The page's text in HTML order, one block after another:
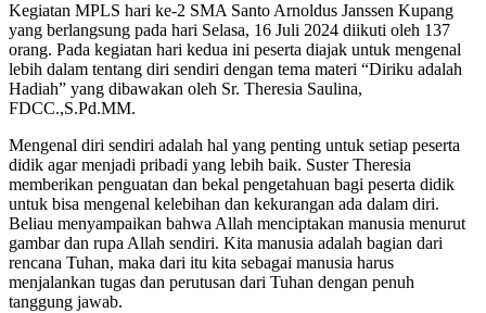
Kegiatan MPLS hari ke-2 SMA Santo Arnoldus Janssen Kupang
yang berlangsung pada hari Selasa, 16 Juli 2024 diikuti oleh 137
orang. Pada kegiatan hari kedua ini peserta diajak untuk mengenal
lebih dalam tentang diri sendiri dengan tema materi “Diriku adalah
Hadiah” yang dibawakan oleh Sr. Theresia Saulina,
FDCC.,S.Pd.MM.
Mengenal diri sendiri adalah hal yang penting untuk setiap peserta
didik agar menjadi pribadi yang lebih baik. Suster Theresia
memberikan penguatan dan bekal pengetahuan bagi peserta didik
untuk bisa mengenal kelebihan dan kekurangan ada dalam diri.
Beliau menyampaikan bahwa Allah menciptakan manusia menurut
gambar dan rupa Allah sendiri. Kita manusia adalah bagian dari
rencana Tuhan, maka dari itu kita sebagai manusia harus
menjalankan tugas dan perutusan dari Tuhan dengan penuh
tanggung jawab.